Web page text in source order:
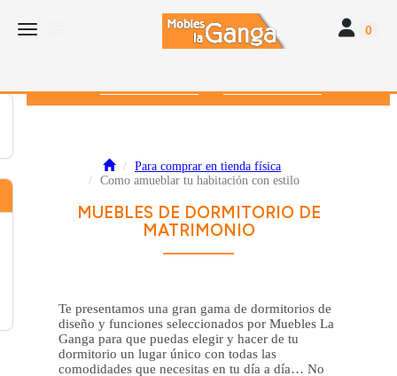
Toggle navigation Toggle
0
Para comprar en tienda física
Como amueblar tu habitación con estilo
MUEBLES DE DORMITORIO DE
MATRIMONIO
Te presentamos una gran gama de dormitorios de
diseño y funciones seleccionados por Muebles La
Ganga para que puedas elegir y hacer de tu
dormitorio un lugar único con todas las
comodidades que necesitas en tu día a día… No